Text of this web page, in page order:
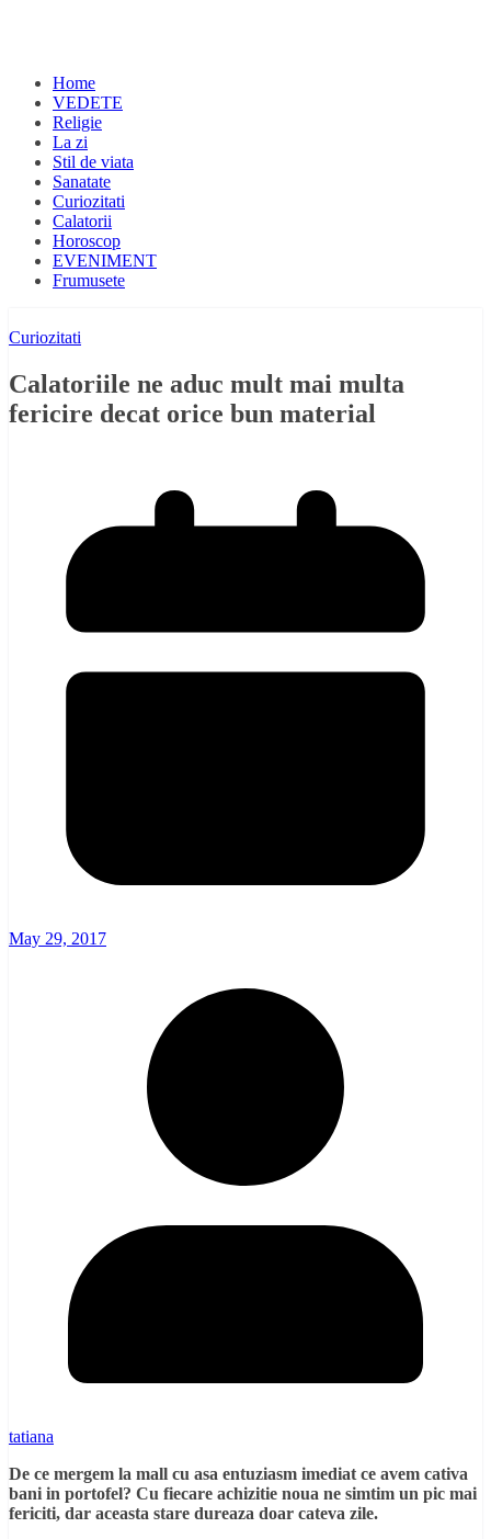
Home
VEDETE
Religie
La zi
Stil de viata
Sanatate
Curiozitati
Calatorii
Horoscop
EVENIMENT
Frumusete
Curiozitati
Calatoriile ne aduc mult mai multa
fericire decat orice bun material
May 29, 2017
tatiana
De ce mergem la mall cu asa entuziasm imediat ce avem cativa
bani in portofel? Cu fiecare achizitie noua ne simtim un pic mai
fericiti, dar aceasta stare dureaza doar cateva zile.